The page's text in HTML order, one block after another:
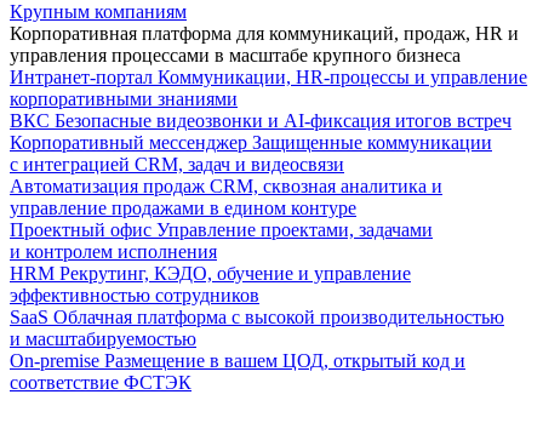
Крупным компаниям
Корпоративная платформа для коммуникаций, продаж, HR и
управления процессами в масштабе крупного бизнеса
Интранет-портал Коммуникации, HR-процессы и управление
корпоративными знаниями
ВКС Безопасные видеозвонки и AI-фиксация итогов встреч
Корпоративный мессенджер Защищенные коммуникации
с интеграцией CRM, задач и видеосвязи
Автоматизация продаж CRM, сквозная аналитика и
управление продажами в едином контуре
Проектный офис Управление проектами, задачами
и контролем исполнения
HRM Рекрутинг, КЭДО, обучение и управление
эффективностью сотрудников
SaaS Облачная платформа с высокой производительностью
и масштабируемостью
On-premise Размещение в вашем ЦОД, открытый код и
соответствие ФСТЭК